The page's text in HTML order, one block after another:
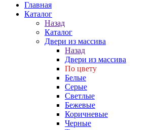
Главная
Каталог
Назад
Каталог
Двери из массива
Назад
Двери из массива
По цвету
Белые
Серые
Светлые
Бежевые
Коричневые
Черные